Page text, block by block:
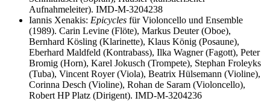
Aufnahmeleiter). IMD-M-3204238
Iannis Xenakis: Epicycles für Violoncello und Ensemble
(1989). Carin Levine (Flöte), Markus Deuter (Oboe),
Bernhard Kösling (Klarinette), Klaus König (Posaune),
Eberhard Maldfeld (Kontrabass), Ilka Wagner (Fagott), Peter
Bromig (Horn), Karel Jokusch (Trompete), Stephan Froleyks
(Tuba), Vincent Royer (Viola), Beatrix Hülsemann (Violine),
Corinna Desch (Violine), Rohan de Saram (Violoncello),
Robert HP Platz (Dirigent). IMD-M-3204236